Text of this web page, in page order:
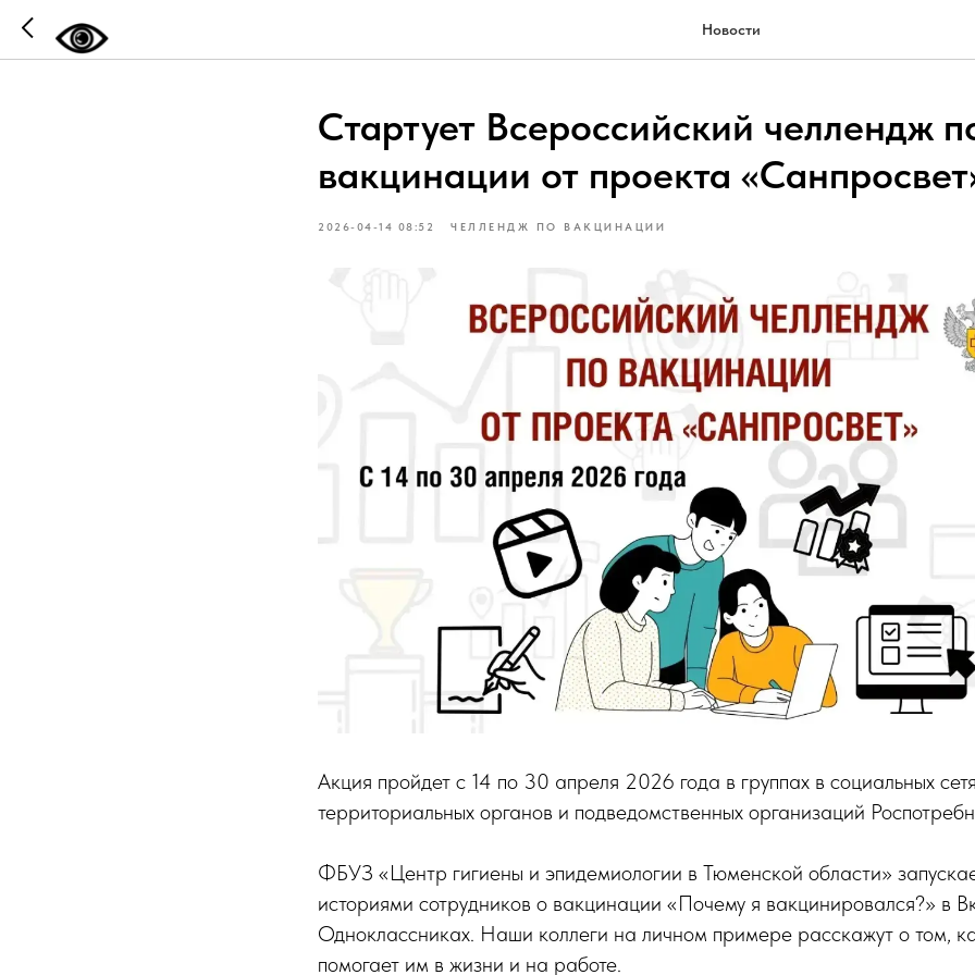
Новости
Стартует Всероссийский челлендж
вакцинации от проекта
2026-04-14 08:52 ЧЕЛЛЕНДЖ ПО ВАКЦИНАЦИИ
Акция пройдет с 14 по 30 апреля 2026 года в группах в социальных
территориальных органов и подведомственных организаций
ФБУЗ «Центр гигиены и эпидемиологии в Тюменской области»
историями сотрудников о вакцинации «Почему я вакцинировался?» в
Одноклассниках. Наши коллеги на личном примере расскажут о том,
помогает им в жизни и на работе.